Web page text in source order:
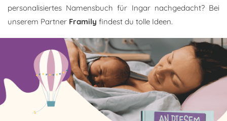
personalisiertes Namensbuch für Ingar nachgedacht? Bei
unserem Partner Framily findest du tolle Ideen.